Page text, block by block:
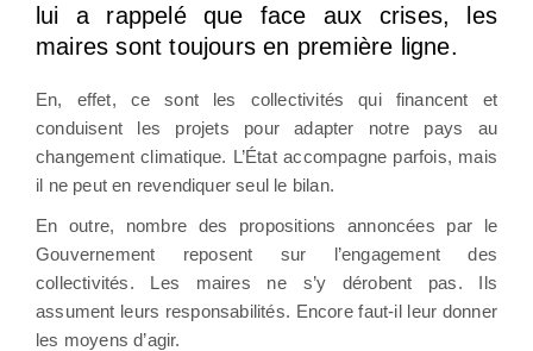
lui a rappelé que face aux crises, les
maires sont toujours en première ligne.
En, effet, ce sont les collectivités qui financent et
conduisent les projets pour adapter notre pays au
changement climatique. L’État accompagne parfois, mais
il ne peut en revendiquer seul le bilan.
En outre, nombre des propositions annoncées par le
Gouvernement reposent sur l’engagement des
collectivités. Les maires ne s’y dérobent pas. Ils
assument leurs responsabilités. Encore faut-il leur donner
les moyens d’agir.